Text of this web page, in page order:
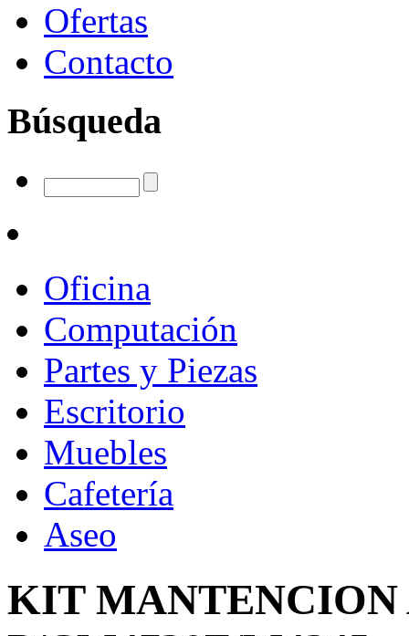
Ofertas
Contacto
Búsqueda
Oficina
Computación
Partes y Piezas
Escritorio
Muebles
Cafetería
Aseo
KIT MANTENCION